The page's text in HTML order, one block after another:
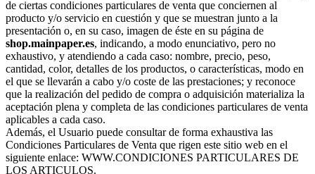
de ciertas condiciones particulares de venta que conciernen al
producto y/o servicio en cuestión y que se muestran junto a la
presentación o, en su caso, imagen de éste en su página de
shop.mainpaper.es, indicando, a modo enunciativo, pero no
exhaustivo, y atendiendo a cada caso: nombre, precio, peso,
cantidad, color, detalles de los productos, o características, modo en
el que se llevarán a cabo y/o coste de las prestaciones; y reconoce
que la realización del pedido de compra o adquisición materializa la
aceptación plena y completa de las condiciones particulares de venta
aplicables a cada caso.
Además, el Usuario puede consultar de forma exhaustiva las
Condiciones Particulares de Venta que rigen este sitio web en el
siguiente enlace: WWW.CONDICIONES PARTICULARES DE
LOS ARTICULOS.